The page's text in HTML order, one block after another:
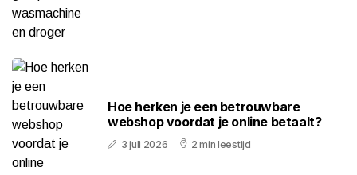
Hoe herken je een betrouwbare
webshop voordat je online betaalt?
3 juli 2026 2 min leestijd